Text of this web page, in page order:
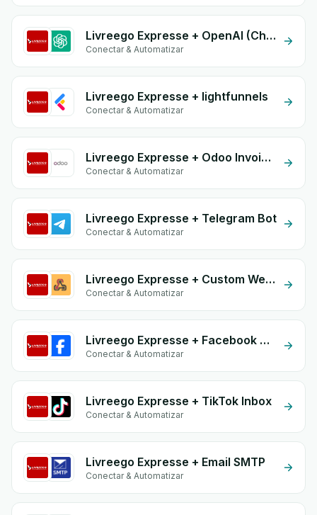
Livreego Expresse + OpenAI (ChatGPT)
Conectar & Automatizar
Livreego Expresse + lightfunnels
Conectar & Automatizar
Livreego Expresse + Odoo Invoices
Conectar & Automatizar
Livreego Expresse + Telegram Bot
Conectar & Automatizar
Livreego Expresse + Custom Webhook
Conectar & Automatizar
Livreego Expresse + Facebook Conversion API (CAPI)
Conectar & Automatizar
Livreego Expresse + TikTok Inbox
Conectar & Automatizar
Livreego Expresse + Email SMTP
Conectar & Automatizar